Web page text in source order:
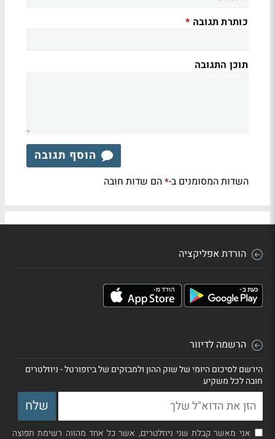
כותרת תגובה *
תוכן התגובה
הוסף תגובה
השדות המסומנים ב-*הם שדות חובה
הורדת אפליקציה
הרשמה לדיוור
הירשם לסיכום היומי של שוק ההון ולמבזקים של ביזפורטל - ניוזלטרים
חובה לכל משקיע
אני מאשר קבלת שני ניוזלטרים, אשר כל אחד מהווה רשימת תפוצה